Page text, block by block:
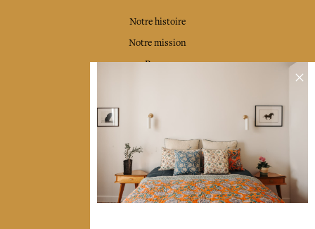
Notre histoire
Notre mission
Presse
Collections
Déco & Linge de maison
Linge de table
Sacs & pochettes